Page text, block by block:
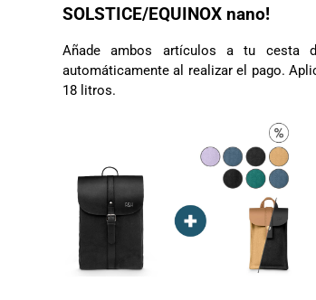
SOLSTICE/EQUINOX nano!
Añade ambos artículos a tu cesta
automáticamente al realizar el pago.
18 litros.